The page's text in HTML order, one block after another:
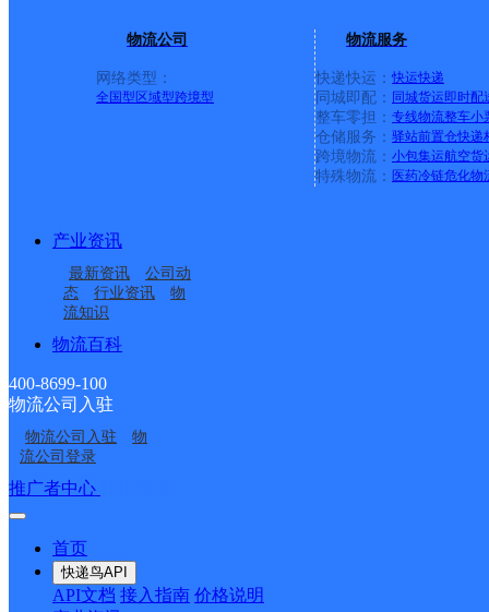
物流公司
网络类型：
全国型 区域型跨境型
物流服务
快递快运： 快运快递
同城即配： 同城货运即时配
整车零担： 专线物流整车小
仓储服务： 驿站前置仓快递
跨境物流： 小包集运航空货
特殊物流： 医药冷链危化物
产业资讯
最新资讯
公司动
态
行业资讯
物
流知识
物流百科
400-8699-100
物流公司入驻
物流公司入驻
物
流公司登录
推广者中心
首页
快递鸟API
API文档 接入指南 价格说明
中国邮政集团有限公司新疆维吾尔自治区叶城县
嵩明杨林镇
云南嵩明公司
盟台路邮政支局
阿子营邮政所
杨林邮政所
嵩明二部
接口API
API接口 DEMO下载